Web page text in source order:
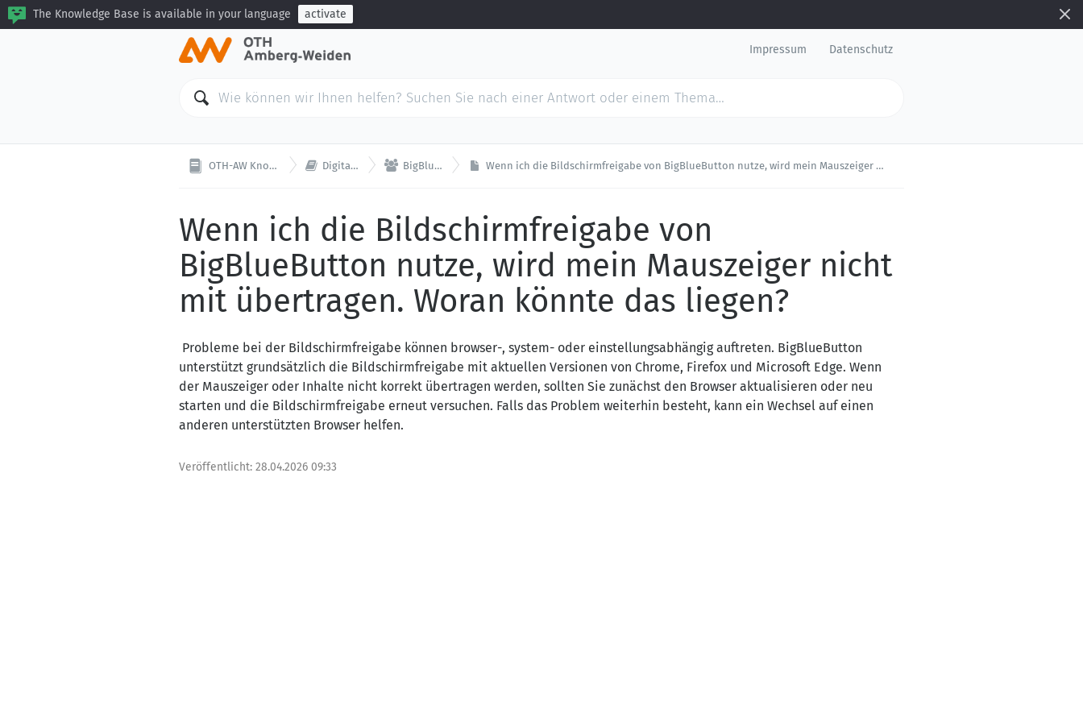
The Knowledge Base is available in your language activate
Impressum Datenschutz
OTH-AW Knowledge Base  Digitale Lehre  BigBlueButton Wenn ich die Bildschirmfreigabe von BigBlueButton nutze, wird mein Mauszeiger nicht mit übertragen. Woran könnte das liegen?
Wenn ich die Bildschirmfreigabe von
BigBlueButton nutze, wird mein Mauszeiger nicht
mit übertragen. Woran könnte das liegen?
Probleme bei der Bildschirmfreigabe können browser-, system- oder einstellungsabhängig auftreten. BigBlueButton
unterstützt grundsätzlich die Bildschirmfreigabe mit aktuellen Versionen von Chrome, Firefox und Microsoft Edge. Wenn
der Mauszeiger oder Inhalte nicht korrekt übertragen werden, sollten Sie zunächst den Browser aktualisieren oder neu
starten und die Bildschirmfreigabe erneut versuchen. Falls das Problem weiterhin besteht, kann ein Wechsel auf einen
anderen unterstützten Browser helfen.
Veröffentlicht: 28.04.2026 09:33